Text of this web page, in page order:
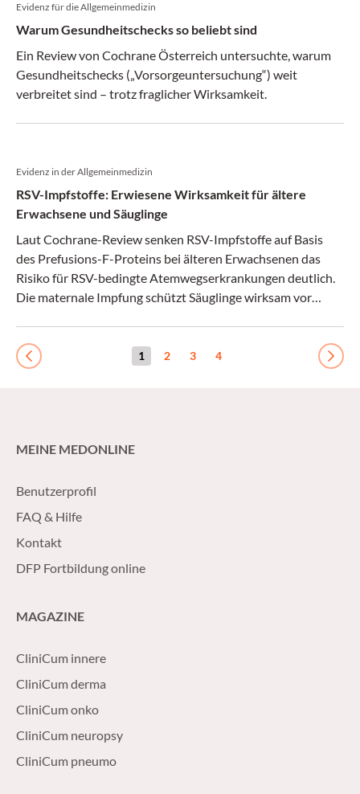
Evidenz für die Allgemeinmedizin
Warum Gesundheitschecks so beliebt sind
Ein Review von Cochrane Österreich untersuchte, warum
Gesundheitschecks („Vorsorgeuntersuchung“) weit
verbreitet sind – trotz fraglicher Wirksamkeit.
Evidenz in der Allgemeinmedizin
RSV-Impfstoffe: Erwiesene Wirksamkeit für ältere
Erwachsene und Säuglinge
Laut Cochrane-Review senken RSV-Impfstoffe auf Basis
des Prefusions-F-Proteins bei älteren Erwachsenen das
Risiko für RSV-bedingte Atemwegserkrankungen deutlich.
Die maternale Impfung schützt Säuglinge wirksam vor
Previous 1 2 3 4 Next
MEINE MEDONLINE
Benutzerprofil
FAQ & Hilfe
Kontakt
DFP Fortbildung online
MAGAZINE
CliniCum innere
CliniCum derma
CliniCum onko
CliniCum neuropsy
CliniCum pneumo